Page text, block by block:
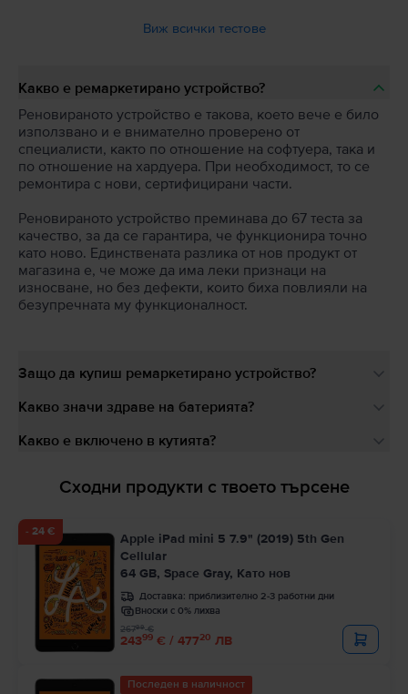
Виж всички тестове
Какво е ремаркетирано устройство?
Реновираното устройство е такова, което вече е било
използвано и е внимателно проверено от
специалисти, както по отношение на софтуера, така и
по отношение на хардуера. При необходимост, то се
ремонтира с нови, сертифицирани части.
Реновираното устройство преминава до 67 теста за
качество, за да се гарантира, че функционира точно
като ново. Единствената разлика от нов продукт от
магазина е, че може да има леки признаци на
износване, но без дефекти, които биха повлияли на
безупречната му функционалност.
Защо да купиш ремаркетирано устройство?
Какво значи здраве на батерията?
Какво е включено в кутията?
Сходни продукти с твоето търсене
- 24 €
Apple iPad mini 5 7.9" (2019) 5th Gen
Cellular
64 GB, Space Gray, Като нов
Доставка: приблизително 2-3 работни дни
Вноски с 0% лихва
24399 € / 47720 ЛВ
26799€
Последен в наличност